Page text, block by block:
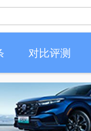
对比评测